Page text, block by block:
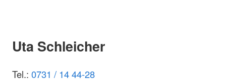
Uta Schleicher
Tel.: 0731 / 14 44-28